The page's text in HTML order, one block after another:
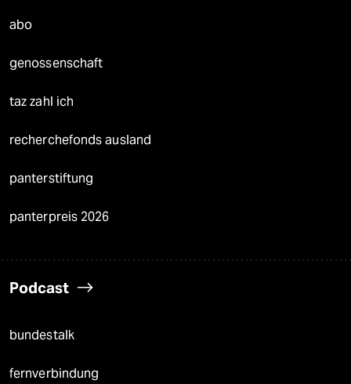
abo
genossenschaft
taz zahl ich
recherchefonds ausland
panterstiftung
panterpreis 2026
Podcast
bundestalk
fernverbindung